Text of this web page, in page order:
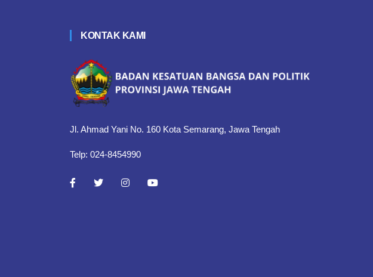
KONTAK KAMI
Jl. Ahmad Yani No. 160 Kota Semarang, Jawa Tengah
Telp: 024-8454990